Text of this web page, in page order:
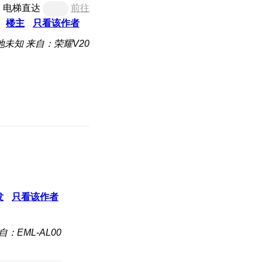
电梯直达
前往
楼主
只看该作者
未知 来自：荣耀V20
只看该作者
：EML-AL00